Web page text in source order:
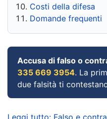
Costi della difesa
Domande frequenti
Accusa di falso o
335 669 3954. La
due falsità ti
Leggi tutto: Falso e